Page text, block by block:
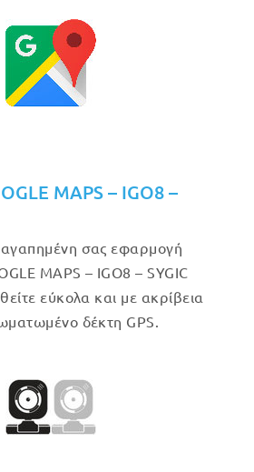
MAPS – IGO8 –
σας εφαρμογή
MAPS – IGO8 – SYGIC
εύκολα και με ακρίβεια
δέκτη GPS.